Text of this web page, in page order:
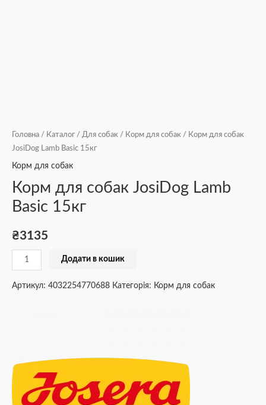
Головна / Каталог / Для собак / Корм для собак / Корм для собак
JosiDog Lamb Basic 15кг
Корм для собак
Корм для собак JosiDog Lamb
Basic 15кг
₴3135
Додати в кошик
Артикул: 4032254770688 Категорія: Корм для собак